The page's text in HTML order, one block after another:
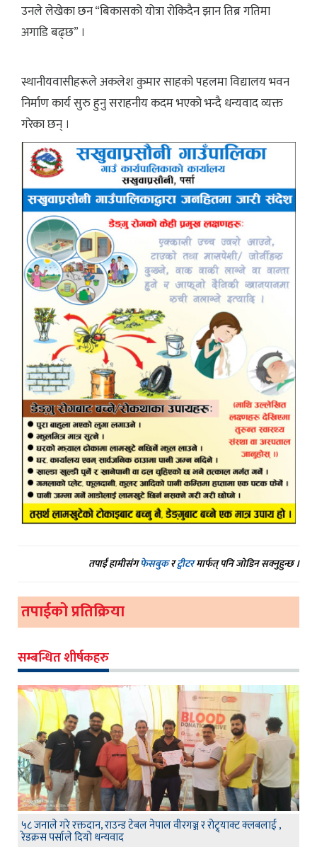
उनले लेखेका छन “बिकासको योत्रा रोकिदैन झान तिब्र गतिमा
अगाडि बढ्छ” ।
स्थानीयवासीहरूले अकलेश कुमार साहको पहलमा विद्यालय भवन
निर्माण कार्य सुरु हुनु सराहनीय कदम भएको भन्दै धन्यवाद व्यक्त
गरेका छन् ।
तपाईं हामीसंगफेसबुकरट्वीटरमार्फत् पनि जोडिन सक्नुहुन्छ ।
तपाईको प्रतिक्रिया
सम्बन्धित शीर्षकहरु
५८ जनाले गरे रक्तदान, राउन्ड टेबल नेपाल वीरगञ्ज र रोट्र्याक्ट क्लबलाई ,
रेडक्रस पर्साले दियो धन्यवाद